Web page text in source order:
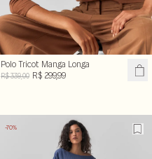
Polo Tricot Manga Longa
R$ 339,00 R$ 299,99
-70%